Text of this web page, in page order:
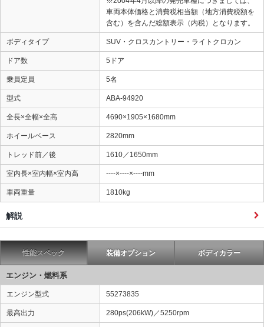
車両本体価格と消費税相当額（地方消費税額を
含む）を含んだ総額表示（内税）となります。
ボディタイプ SUV・クロスカントリー・ライトクロカン
ドア数 5ドア
乗員定員 5名
型式 ABA-94920
全長×全幅×全高 4690×1905×1680mm
ホイールベース 2820mm
トレッド前／後 1610／1650mm
室内長×室内幅×室内高 ----×----×----mm
車両重量 1810kg
解説
性能スペック 装備オプション ボディカラー
エンジン・燃料系
エンジン型式 55273835
最高出力 280ps(206kW)／5250rpm